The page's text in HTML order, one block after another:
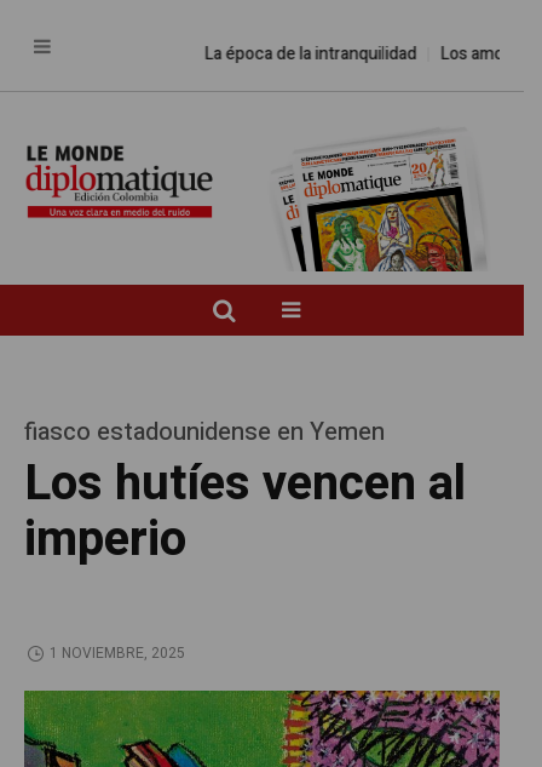
La época de la intranquilidad Los amos del
fiasco estadounidense en Yemen
Los hutíes vencen al
imperio
1 NOVIEMBRE, 2025